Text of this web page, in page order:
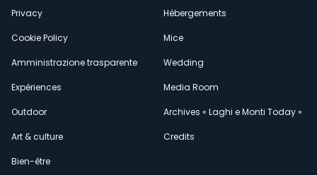
Privacy
Cookie Policy
Amministrazione trasparente
Expériences
Outdoor
Art & culture
Bien-être
Hébergements
Mice
Wedding
Media Room
Archives « Laghi e Monti Today »
Credits